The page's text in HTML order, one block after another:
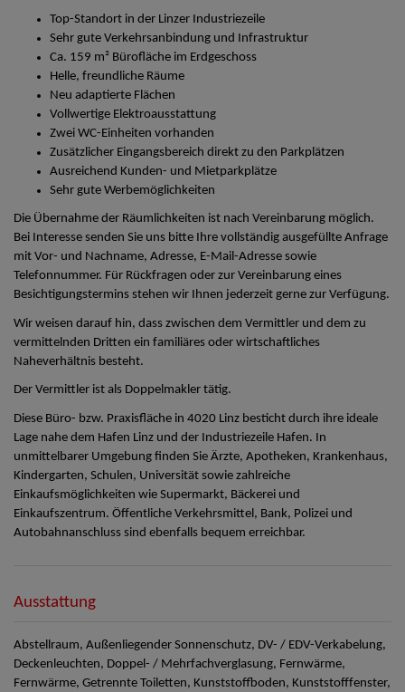
Top-Standort in der Linzer Industriezeile
Sehr gute Verkehrsanbindung und Infrastruktur
Ca. 159 m² Bürofläche im Erdgeschoss
Helle, freundliche Räume
Neu adaptierte Flächen
Vollwertige Elektroausstattung
Zwei WC-Einheiten vorhanden
Zusätzlicher Eingangsbereich direkt zu den Parkplätzen
Ausreichend Kunden- und Mietparkplätze
Sehr gute Werbemöglichkeiten
Die Übernahme der Räumlichkeiten ist nach Vereinbarung möglich.
Bei Interesse senden Sie uns bitte Ihre vollständig ausgefüllte Anfrage
mit Vor- und Nachname, Adresse, E-Mail-Adresse sowie
Telefonnummer. Für Rückfragen oder zur Vereinbarung eines
Besichtigungstermins stehen wir Ihnen jederzeit gerne zur Verfügung.
Wir weisen darauf hin, dass zwischen dem Vermittler und dem zu
vermittelnden Dritten ein familiäres oder wirtschaftliches
Naheverhältnis besteht.
Der Vermittler ist als Doppelmakler tätig.
Diese Büro- bzw. Praxisfläche in 4020 Linz besticht durch ihre ideale
Lage nahe dem Hafen Linz und der Industriezeile Hafen. In
unmittelbarer Umgebung finden Sie Ärzte, Apotheken, Krankenhaus,
Kindergarten, Schulen, Universität sowie zahlreiche
Einkaufsmöglichkeiten wie Supermarkt, Bäckerei und
Einkaufszentrum. Öffentliche Verkehrsmittel, Bank, Polizei und
Autobahnanschluss sind ebenfalls bequem erreichbar.
Ausstattung
Abstellraum Außenliegender Sonnenschutz DV- / EDV-Verkabelung
Deckenleuchten Doppel- / Mehrfachverglasung Fernwärme
Fernwärme Getrennte Toiletten Kunststoffboden Kunststofffenster